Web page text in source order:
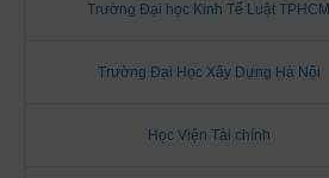
Trường Đại học Kinh Tế Luật TPHCM
Trường Đại Học Xây Dựng Hà Nội
Học Viện Tài chính